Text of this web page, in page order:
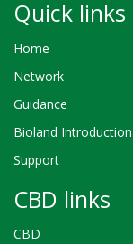
Quick links
Home
Network
Guidance
Bioland Introduction
Support
CBD links
CBD